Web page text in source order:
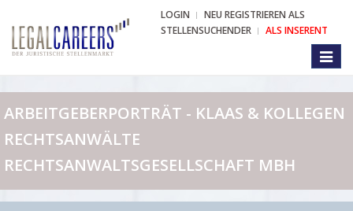
LOGIN
NEU REGISTRIEREN ALS
STELLENSUCHENDER
ALS INSERENT
ARBEITGEBERPORTRÄT - KLAAS & KOLLEGEN
RECHTSANWÄLTE
RECHTSANWALTSGESELLSCHAFT MBH